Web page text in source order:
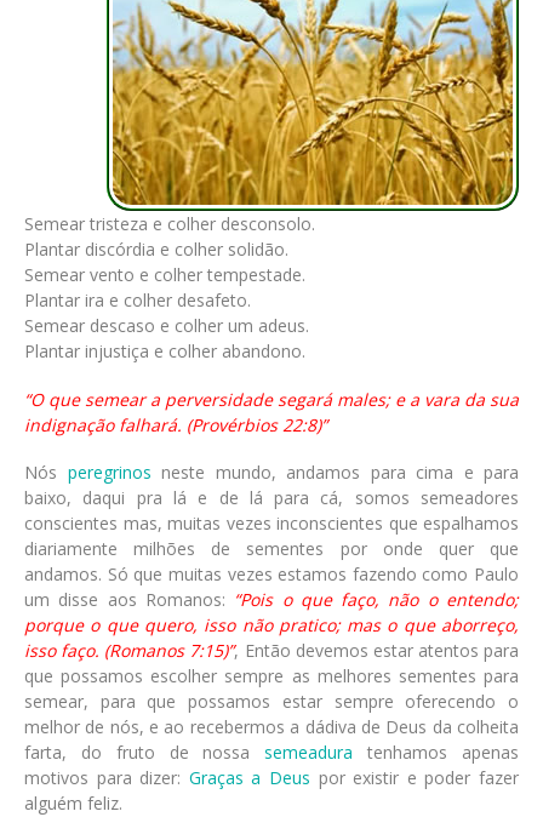
Semear tristeza e colher desconsolo.
Plantar discórdia e colher solidão.
Semear vento e colher tempestade.
Plantar ira e colher desafeto.
Semear descaso e colher um adeus.
Plantar injustiça e colher abandono.
“O que semear a perversidade segará males; e a vara da sua
indignação falhará. (Provérbios 22:8)”
Nós peregrinos neste mundo, andamos para cima e para
baixo, daqui pra lá e de lá para cá, somos semeadores
conscientes mas, muitas vezes inconscientes que espalhamos
diariamente milhões de sementes por onde quer que
andamos. Só que muitas vezes estamos fazendo como Paulo
um disse aos Romanos: “Pois o que faço, não o entendo;
porque o que quero, isso não pratico; mas o que aborreço,
isso faço. (Romanos 7:15)”, Então devemos estar atentos para
que possamos escolher sempre as melhores sementes para
semear, para que possamos estar sempre oferecendo o
melhor de nós, e ao recebermos a dádiva de Deus da colheita
farta, do fruto de nossasemeadura tenhamos apenas
motivos para dizer: Graças a Deus por existir e poder fazer
alguém feliz.